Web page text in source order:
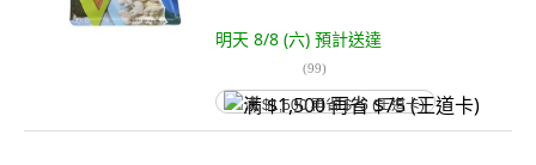
明天 8/8 (六) 預計送達
(99)
满 $1,500 再省 $75 (王道卡)